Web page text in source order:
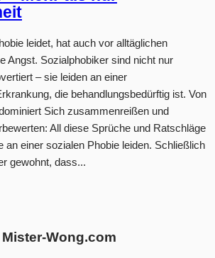
leidet, hat auch vor alltäglichen
Angst. Sozialphobiker sind nicht nur
– sie leiden an einer
die behandlungsbedürftig ist. Von
Sich zusammenreißen und
All diese Sprüche und Ratschläge
an einer sozialen Phobie leiden. Schließlich
gewohnt, dass...
Wong.com